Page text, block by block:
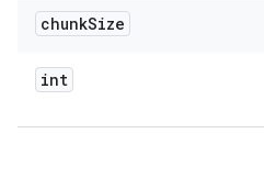
chunkSize
int